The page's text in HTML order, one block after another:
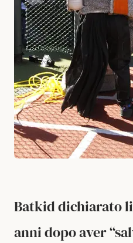
Batkid dichiarato
anni dopo aver